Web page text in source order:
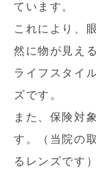
ています。
これにより、
然に物が見え
ライフスタイ
ズです。
また、保険対
す。（当院の
るレンズです）